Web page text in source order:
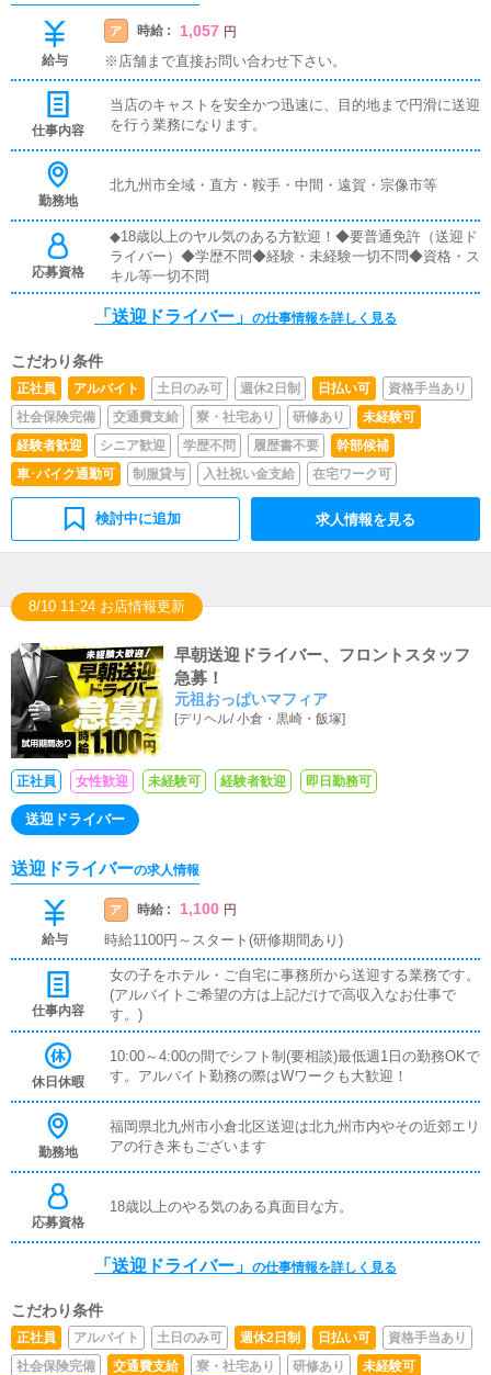
給与
ア 時給 : 1,057 円
※店舗まで直接お問い合わせ下さい。
仕事内容
当店のキャストを安全かつ迅速に、目的地まで円滑に送迎
を行う業務になります。
勤務地
北九州市全域・直方・鞍手・中間・遠賀・宗像市等
応募資格
◆18歳以上のヤル気のある方歓迎！◆要普通免許（送迎ド
ライバー）◆学歴不問◆経験・未経験一切不問◆資格・ス
キル等一切不問
「送迎ドライバー」 の仕事情報を詳しく見る
こだわり条件
正社員 アルバイト 土日のみ可 週休2日制 日払い可
資格手当あり
社会保険完備
交通費支給 寮・社宅あり 研修あり
未経験可
経験者歓迎
シニア歓迎 学歴不問 履歴書不要
幹部候補
車･バイク通勤可
制服貸与 入社祝い金支給 在宅ワーク可
検討中に追加 求人情報を見る
8/10 11:24 お店情報更新
早朝送迎ドライバー、フロントスタッフ
急募！
元祖おっぱいマフィア
[デリヘル/小倉・黒崎・飯塚]
正社員 女性歓迎 未経験可 経験者歓迎 即日勤務可
送迎ドライバー
送迎ドライバーの求人情報
給与
ア 時給 : 1,100 円
時給1100円～スタート(研修期間あり)
仕事内容
女の子をホテル・ご自宅に事務所から送迎する業務です。
(アルバイトご希望の方は上記だけで高収入なお仕事で
す。)
休日休暇
10:00～4:00の間でシフト制(要相談)最低週1日の勤務OKで
す。アルバイト勤務の際はWワークも大歓迎！
勤務地
福岡県北九州市小倉北区送迎は北九州市内やその近郊エリ
アの行き来もございます
応募資格
18歳以上のやる気のある真面目な方。
「送迎ドライバー」 の仕事情報を詳しく見る
こだわり条件
正社員 アルバイト 土日のみ可 週休2日制 日払い可
資格手当あり
社会保険完備
交通費支給 寮・社宅あり 研修あり
未経験可